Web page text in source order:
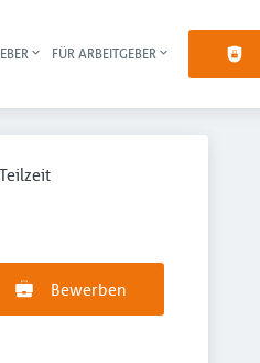
FÜR ARBEITGEBER
Bewerben